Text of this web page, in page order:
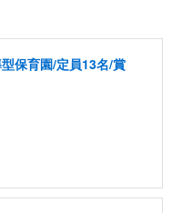
保育園/定員13名/賞